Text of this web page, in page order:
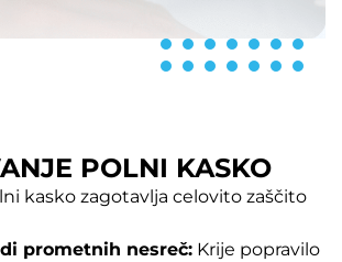
POLNI KASKO
kasko zagotavlja celovito zaščito
prometnih nesreč: Krije popravilo